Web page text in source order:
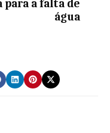
para a falta de
água